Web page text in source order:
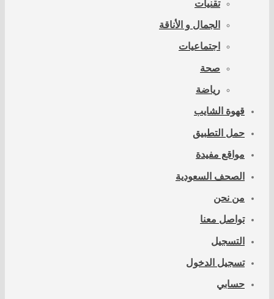
تقنيات
الجمال و الأناقة
اجتماعيات
صحة
رياضة
قهوة الشايب
حمل التطبيق
مواقع مفيدة
الصحف السعودية
من نحن
تواصل معنا
التسجيل
تسجيل الدخول
حسابي